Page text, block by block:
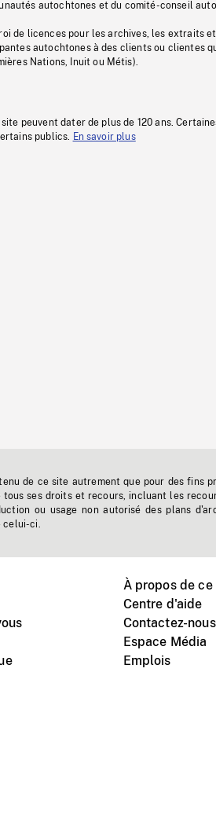
autochtones et du comité-conseil
de licences pour les archives, les extraits
autochtones à des clients ou clientes
Nations, Inuit ou Métis).
peuvent dater de plus de 120 ans.
publics.
En savoir plus
de ce site autrement que pour des fins
tous ses droits et recours, incluant les
ou usage non autorisé des plans
celui-ci.
À propos de ce
Centre d'aide
Contactez-nous
Espace Média
Emplois